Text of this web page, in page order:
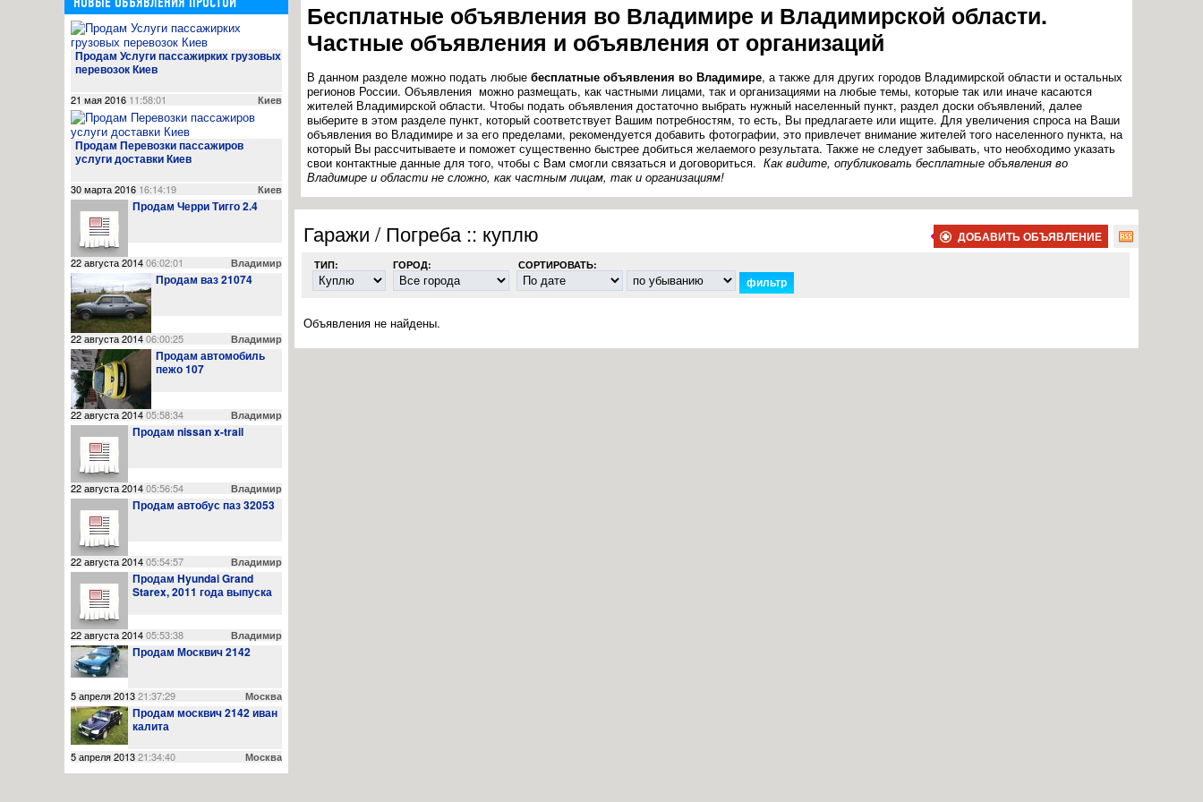
Сведения о проведении месячных мероприятий, касающихся пожарной безопасности города Владимира
23:41:00
Выбрали нового председателя Октябрьского района
Бесплатные объявления во Владимире и Владимирской области.
Частные объявления и объявления от организаций
В данном разделе можно подать любые бесплатные объявления во Владимире, а также для других городов Владимирской области и остальных
регионов России. Объявления можно размещать, как частными лицами, так и организациями на любые темы, которые так или иначе касаются
жителей Владимирской области. Чтобы подать объявления достаточно выбрать нужный населенный пункт, раздел доски объявлений, далее
выберите в этом разделе пункт, который соответствует Вашим потребностям, то есть, Вы предлагаете или ищите. Для увеличения спроса на Ваши
объявления во Владимире и за его пределами, рекомендуется добавить фотографии, это привлечет внимание жителей того населенного пункта, на
который Вы рассчитываете и поможет существенно быстрее добиться желаемого результата. Также не следует забывать, что необходимо указать
свои контактные данные для того, чтобы с Вам смогли связаться и договориться. Как видите, опубликовать бесплатные объявления во
Владимире и области не сложно, как частным лицам, так и организациям!
Гаражи / Погреба :: куплю ДОБАВИТЬ ОБЪЯВЛЕНИЕ
ТИП: ГОРОД: СОРТИРОВАТЬ:
Объявления не найдены.
Продам Услуги пассажирких грузовых
перевозок Киев
Киев
21 мая 2016 11:58:01
Продам Перевозки пассажиров
услуги доставки Киев
Киев
30 марта 2016 16:14:19
Продам Черри Тигго 2.4
Владимир
22 августа 201406:02:01
Продам ваз 21074
Владимир
22 августа 201406:00:25
Продам автомобиль
пежо 107
Владимир
22 августа 201405:58:34
Продам nissan x-trail
Владимир
22 августа 201405:56:54
Продам автобус паз 32053
Владимир
22 августа 201405:54:57
Продам Hyundai Grand
Starex, 2011 года выпуска
Владимир
22 августа 201405:53:38
Продам Москвич 2142
Москва
5 апреля 201321:37:29
Продам москвич 2142 иван
калита
Москва
5 апреля 201321:34:40